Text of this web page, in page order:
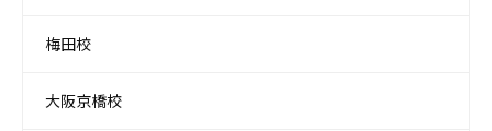
梅田校
大阪京橋校